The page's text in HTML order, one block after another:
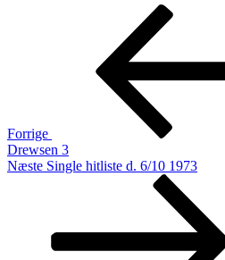
Indlægsnavigation
Forrige
Drewsen 3
Næste
Næste Single hitliste d. 6/10 1973